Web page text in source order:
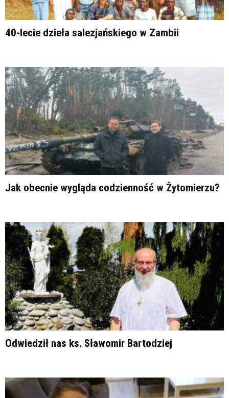
40-lecie dzieła salezjańskiego w Zambii
Jak obecnie wygląda codzienność w Żytomierzu?
Odwiedził nas ks. Sławomir Bartodziej